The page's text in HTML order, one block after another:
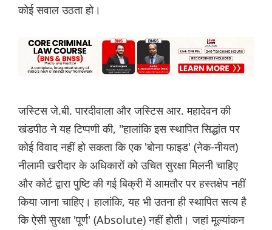
कोई सवाल उठता हो।
जस्टिस जे.बी. पारदीवाला और जस्टिस आर. महादेवन की
खंडपीठ ने यह टिप्पणी की, "हालांकि इस स्थापित सिद्धांत पर
कोई विवाद नहीं हो सकता कि एक 'बोना फाइड' (नेक-नीयत)
नीलामी खरीदार के अधिकारों को उचित सुरक्षा मिलनी चाहिए
और कोर्ट द्वारा पुष्टि की गई बिक्री में आमतौर पर हस्तक्षेप नहीं
किया जाना चाहिए। हालांकि, यह भी उतना ही स्थापित सत्य है
कि ऐसी सुरक्षा 'पूर्ण' (Absolute) नहीं होती। जहां मूल्यांकन